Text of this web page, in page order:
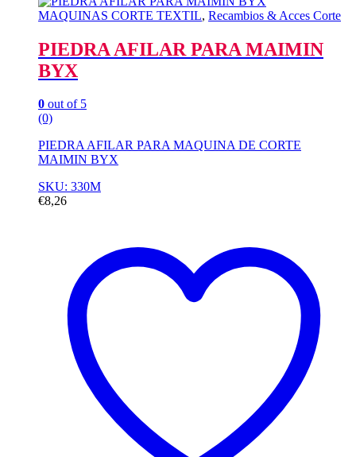
MAQUINAS CORTE TEXTIL, Recambios & Acces Corte
PIEDRA AFILAR PARA MAIMIN
BYX
0 out of 5
(0)
PIEDRA AFILAR PARA MAQUINA DE CORTE
MAIMIN BYX
SKU: 330M
€8,26